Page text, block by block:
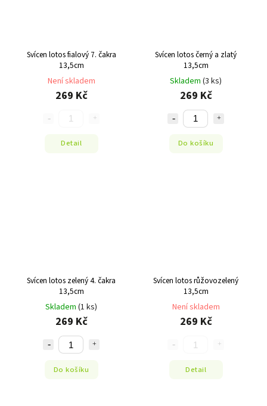
Svícen lotos fialový 7. čakra
13,5cm
Není skladem
269 Kč
Detail
Svícen lotos černý a zlatý
13,5cm
Skladem (3 ks)
269 Kč
Do košíku
Svícen lotos zelený 4. čakra
13,5cm
Skladem (1 ks)
269 Kč
Do košíku
Svícen lotos růžovozelený
13,5cm
Není skladem
269 Kč
Detail